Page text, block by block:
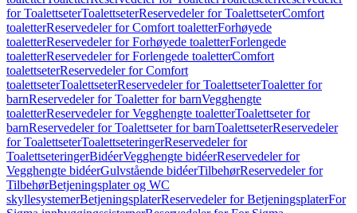
for ToalettseterToalettseterReservedeler for ToalettseterComfort
toaletterReservedeler for Comfort toaletterForhøyede
toaletterReservedeler for Forhøyede toaletterForlengede
toaletterReservedeler for Forlengede toaletterComfort
toalettseterReservedeler for Comfort
toalettseterToalettseterReservedeler for ToalettseterToaletter for
barnReservedeler for Toaletter for barnVegghengte
toaletterReservedeler for Vegghengte toaletterToalettseter for
barnReservedeler for Toalettseter for barnToalettseterReservedeler
for ToalettseterToalettseteringerReservedeler for
ToalettseteringerBidéerVegghengte bidéerReservedeler for
Vegghengte bidéerGulvstående bidéerTilbehørReservedeler for
TilbehørBetjeningsplater og WC
skyllesystemerBetjeningsplaterReservedeler for BetjeningsplaterFor